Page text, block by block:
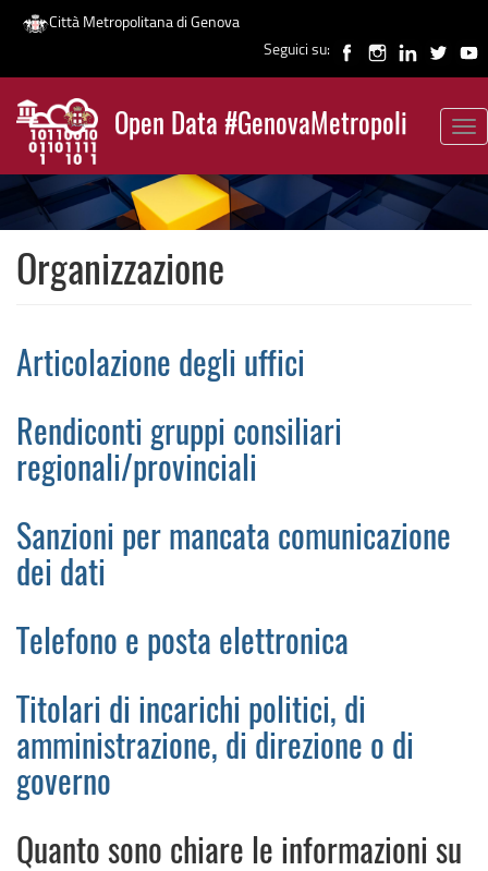
Salta
contenuto
principale
Città Metropolitana di Genova
Seguici su:
Open Data #GenovaMetropoli
News
Organizzazione
Articolazione degli uffici
Rendiconti gruppi consiliari
regionali/provinciali
Sanzioni per mancata comunicazione
dei dati
Telefono e posta elettronica
Titolari di incarichi politici, di
amministrazione, di direzione o di
governo
Quanto sono chiare le informazioni su